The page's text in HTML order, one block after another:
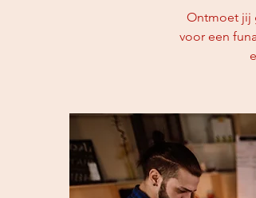
Ontmoet jij
voor een